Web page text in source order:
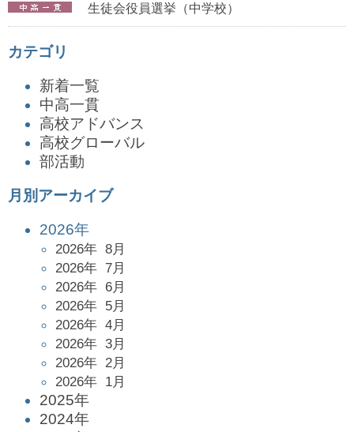
生徒会役員選挙（中学校）
カテゴリ
新着一覧
中高一貫
高校アドバンス
高校グローバル
部活動
月別アーカイブ
2026年
2026年 8月
2026年 7月
2026年 6月
2026年 5月
2026年 4月
2026年 3月
2026年 2月
2026年 1月
2025年
2024年